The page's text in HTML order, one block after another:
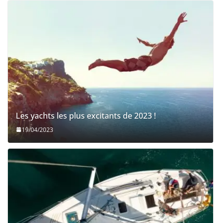
Les yachts les plus excitants de 2023 !
19/04/2023